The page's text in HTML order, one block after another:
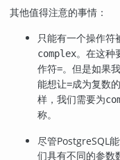
其他值得注意的事情：
只能有一个操作符
complex。在这种
作符=。但是如果
能想让=成为复数
样，我们需要为
称。
尽管PostgreSQL
们具有不同的参数